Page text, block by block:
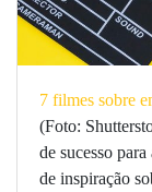
7 filmes sobre
(Foto:
de sucesso
de inspiração